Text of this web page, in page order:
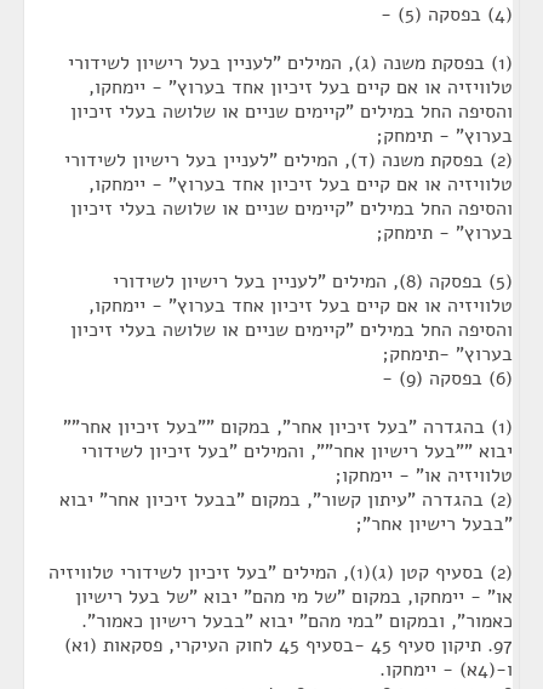
(4) בפסקה (5) -
(1) בפסקת משנה (ג), המילים "לעניין בעל רישיון לשידורי
טלוויזיה או אם קיים בעל זיכיון אחד בערוץ" - יימחקו,
והסיפה החל במילים "קיימים שניים או שלושה בעלי זיכיון
בערוץ" - תימחק;
(2) בפסקת משנה (ד), המילים "לעניין בעל רישיון לשידורי
טלוויזיה או אם קיים בעל זיכיון אחד בערוץ" - יימחקו,
והסיפה החל במילים "קיימים שניים או שלושה בעלי זיכיון
בערוץ" - תימחק;
(5) בפסקה (8), המילים "לעניין בעל רישיון לשידורי
טלוויזיה או אם קיים בעל זיכיון אחד בערוץ" - יימחקו,
והסיפה החל במילים "קיימים שניים או שלושה בעלי זיכיון
בערוץ" -תימחק;
(6) בפסקה (9) -
(1) בהגדרה "בעל זיכיון אחר", במקום ""בעל זיכיון אחר""
יבוא ""בעל רישיון אחר"", והמילים "בעל זיכיון לשידורי
טלוויזיה או" - יימחקו;
(2) בהגדרה "עיתון קשור", במקום "בבעל זיכיון אחר" יבוא
"בבעל רישיון אחר";
(2) בסעיף קטן (ג)(1), המילים "בעל זיכיון לשידורי טלוויזיה
או" - יימחקו, במקום "של מי מהם" יבוא "של בעל רישיון
כאמור", ובמקום "במי מהם" יבוא "בבעל רישיון כאמור".
97. תיקון סעיף 45 -בסעיף 45 לחוק העיקרי, פסקאות (1א)
ו-(4א) - יימחקו.